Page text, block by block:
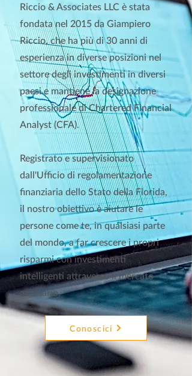
Riccio & Associates LLC è stata
fondata nel 2015 da Giampiero
Riccio, che ha più di 30 anni di
esperienza in diverse posizioni nel
settore degli investimenti in diversi
paesi e mantiene la designazione
professionale di Chartered Financial
Analyst (CFA).
Registrato e supervisionato
dall'Ufficio di regolamentazione
finanziaria dello Stato della Florida,
il nostro obiettivo è aiutare le
persone come te, in qualsiasi parte
del mondo, a far crescere i propri
risparmi con investimenti
intelligenti attraverso il mercato
azionario.
Conoscici